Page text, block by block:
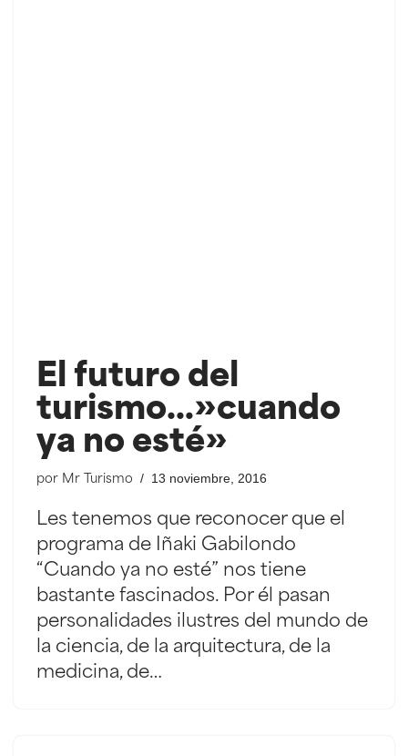
El futuro del
turismo…»cuando
ya no esté»
por Mr Turismo 13 noviembre, 2016
Les tenemos que reconocer que el
programa de Iñaki Gabilondo
“Cuando ya no esté” nos tiene
bastante fascinados. Por él pasan
personalidades ilustres del mundo de
la ciencia, de la arquitectura, de la
medicina, de…